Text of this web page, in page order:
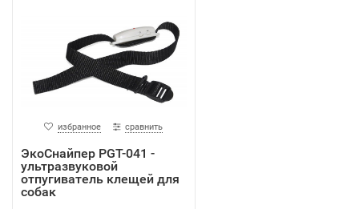
избранное сравнить
ЭкоСнайпер PGT-041 -
ультразвуковой
отпугиватель клещей для
собак